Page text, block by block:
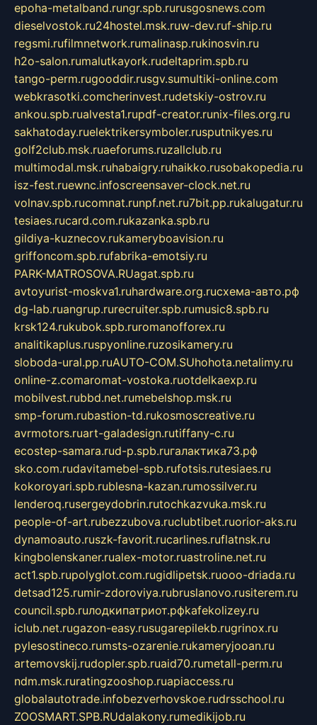
epoha-metalband.rungr.spb.rurusgosnews.com
dieselvostok.ru24hostel.msk.ruw-dev.ruf-ship.ru
regsmi.rufilmnetwork.rumalinasp.rukinosvin.ru
h2o-salon.rumalutkayork.rudeltaprim.spb.ru
tango-perm.rugooddir.rusgv.sumultiki-online.com
webkrasotki.comcherinvest.rudetskiy-ostrov.ru
ankou.spb.rualvesta1.rupdf-creator.runix-files.org.ru
sakhatoday.ruelektrikersymboler.rusputnikyes.ru
golf2club.msk.ruaeforums.ruzallclub.ru
multimodal.msk.ruhabaigry.ruhaikko.rusobakopedia.ru
isz-fest.ruewnc.infoscreensaver-clock.net.ru
volnav.spb.rucomnat.runpf.net.ru7bit.pp.rukalugatur.ru
tesiaes.rucard.com.rukazanka.spb.ru
gildiya-kuznecov.rukameryboavision.ru
griffoncom.spb.rufabrika-emotsiy.ru
PARK-MATROSOVA.RUagat.spb.ru
avtoyurist-moskva1.ruhardware.org.ruсхема-авто.рф
dg-lab.ruangrup.rurecruiter.spb.rumusic8.spb.ru
krsk124.rukubok.spb.ruromanofforex.ru
analitikaplus.ruspyonline.ruzosikamery.ru
sloboda-ural.pp.ruAUTO-COM.SUhohota.netalimy.ru
online-z.comaromat-vostoka.ruotdelkaexp.ru
mobilvest.rubbd.net.rumebelshop.msk.ru
smp-forum.rubastion-td.rukosmoscreative.ru
avrmotors.ruart-galadesign.rutiffany-c.ru
ecostep-samara.rud-p.spb.ruгалактика73.рф
sko.com.rudavitamebel-spb.rufotsis.rutesiaes.ru
kokoroyari.spb.rublesna-kazan.rumossilver.ru
lenderoq.rusergeydobrin.rutochkazvuka.msk.ru
people-of-art.rubezzubova.ruclubtibet.ruorior-aks.ru
dynamoauto.ruszk-favorit.rucarlines.ruflatnsk.ru
kingbolenskaner.rualex-motor.ruastroline.net.ru
act1.spb.rupolyglot.com.rugidlipetsk.ruooo-driada.ru
detsad125.rumir-zdoroviya.rubruslanovo.rusiterem.ru
council.spb.ruлодкипатриот.рфkafekolizey.ru
iclub.net.rugazon-easy.rusugarepilekb.rugrinox.ru
pylesostineco.rumsts-ozarenie.rukameryjooan.ru
artemovskij.rudopler.spb.ruaid70.rumetall-perm.ru
ndm.msk.ruratingzooshop.ruapiaccess.ru
globalautotrade.infobezverhovskoe.rudrsschool.ru
ZOOSMART.SPB.RUdalakony.rumedikijob.ru